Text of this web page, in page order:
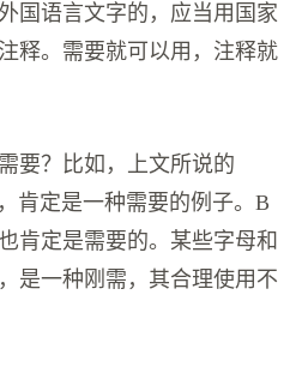
国语言文字的，应当用国家
释。需要就可以用，注释就
要？比如，上文所说的
肯定是一种需要的例子。B
肯定是需要的。某些字母和
是一种刚需，其合理使用不